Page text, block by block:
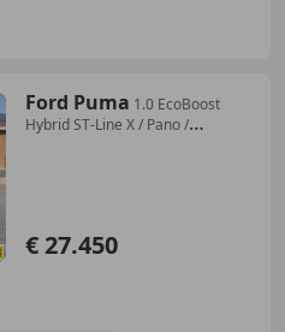
Ford Puma 1.0 EcoBoost
Hybrid ST-Line X / Pano /
€ 27.450